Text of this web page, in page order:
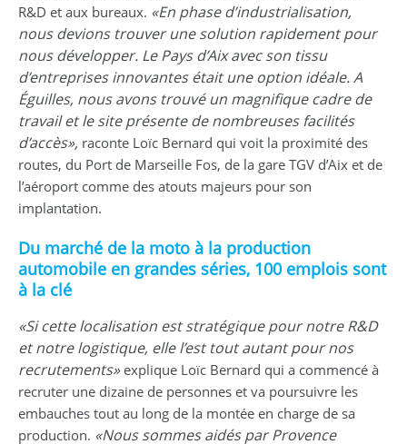
R&D et aux bureaux. «En phase d’industrialisation,
nous devions trouver une solution rapidement pour
nous développer. Le Pays d’Aix avec son tissu
d’entreprises innovantes était une option idéale. A
Éguilles, nous avons trouvé un magnifique cadre de
travail et le site présente de nombreuses facilités
d’accès», raconte Loïc Bernard qui voit la proximité des
routes, du Port de Marseille Fos, de la gare TGV d’Aix et de
l’aéroport comme des atouts majeurs pour son
implantation.
Du marché de la moto à la production
automobile en grandes séries, 100 emplois sont
à la clé
«Si cette localisation est stratégique pour notre R&D
et notre logistique, elle l’est tout autant pour nos
recrutements»explique Loïc Bernard qui a commencé à
recruter une dizaine de personnes et va poursuivre les
embauches tout au long de la montée en charge de sa
production. «Nous sommes aidés par Provence